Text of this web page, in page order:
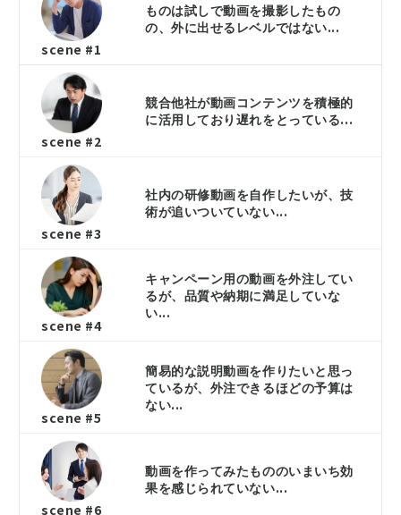
scene #1
ものは試しで動画を撮影したもの
の、外に出せるレベルではない...
scene #2
競合他社が動画コンテンツを積極的
に活用しており遅れをとっている...
scene #3
社内の研修動画を自作したいが、技
術が追いついていない...
scene #4
キャンペーン用の動画を外注してい
るが、品質や納期に満足していな
い...
scene #5
簡易的な説明動画を作りたいと思っ
ているが、外注できるほどの予算は
ない...
scene #6
動画を作ってみたもののいまいち効
果を感じられていない...